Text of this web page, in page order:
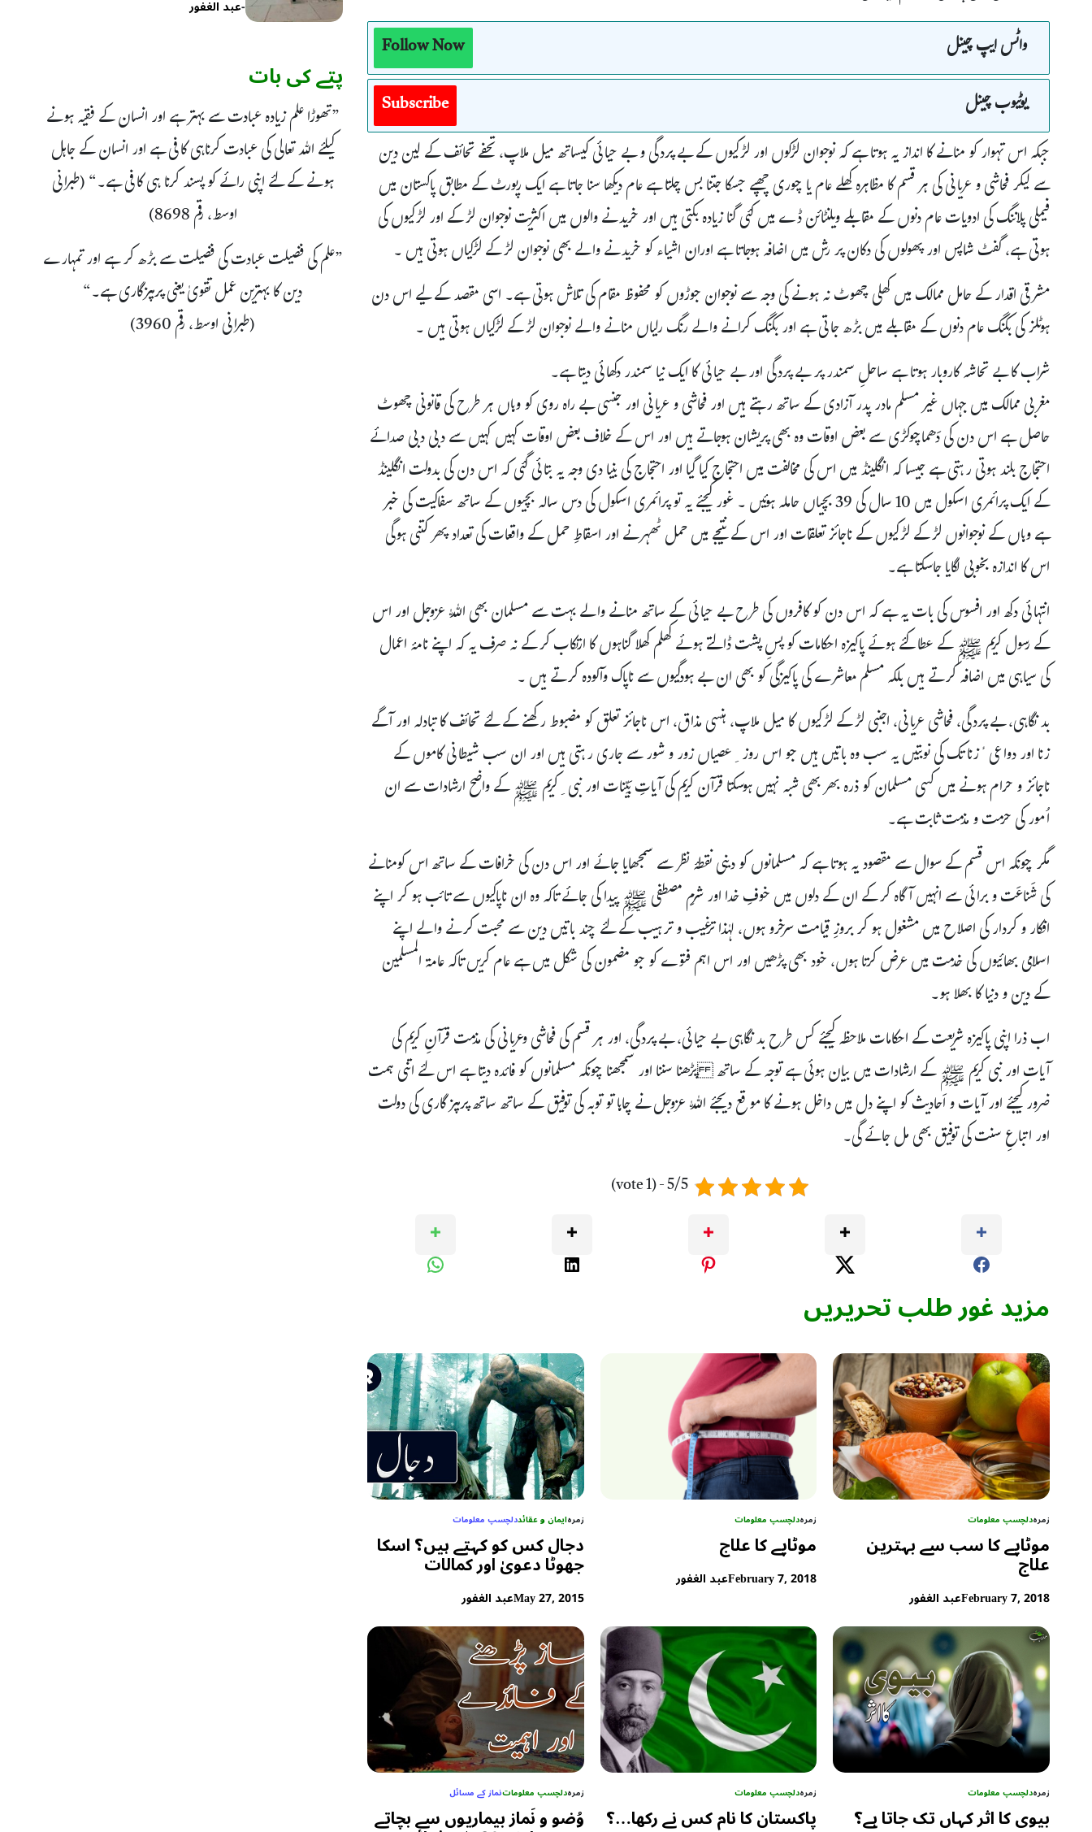
واٹس ایپ چینل
Follow Now
یوٹیوب چینل
Subscribe
جبکہ اس تہوار کو منانے کا انداز یہ ہوتا ہے کہ نوجوان لڑکوں اور لڑکیوں کے بے پردگی و بے حیائی کیساتھ میل ملاپ، تحفے تحائف کے لین دین
سے لیکر فحاشی و عریانی کی ہر قسم کا مظاہرہ کھلے عام یا چوری چھپے جسکا جتنا بس چلتا ہے عام دیکھا سنا جاتا ہے ایک رپورٹ کے مطابق پاکستان میں
فیملی پلاننگ کی ادویات عام دنوں کے مقابلے ویلنٹائن ڈے میں کئی گنا زیادہ بکتی ہیں اور خریدنے والوں میں اکثریت نوجوان لڑکے اور لڑکیوں کی
ہوتی ہے، گفٹ شاپس اور پھولوں کی دکان پر رش میں اضافہ ہوجاتا ہے اوران اشیاء کو خریدنے والے بھی نوجوان لڑکے لڑکیاں ہوتی ہیں ۔
مشرقی اقدار کے حامل ممالک میں کھلی چھوٹ نہ ہونے کی وجہ سے نوجوان جوڑوں کو محفوظ مقام کی تلاش ہوتی ہے۔ اسی مقصد کے لیے اس دن
ہوٹلز کی بکنگ عام دنوں کے مقابلے میں بڑھ جاتی ہے اور بکنگ کرانے والے رنگ رلیاں منانے والے نوجوان لڑکے لڑکیاں ہوتی ہیں ۔
شراب کا بے تحاشہ کاروبار ہوتا ہے ساحلِ سمندر پر بے پردگی اور بے حیائی کا ایک نیا سمندر دکھائی دیتا ہے۔
مغربی ممالک میں جہاں غیر مسلم مادر پدر آزادی کے ساتھ رہتے ہیں اور فحاشی و عریانی اور جنسی بے راہ روی کو وہاں ہر طرح کی قانونی چھوٹ
حاصل ہے اس دن کی دَھماچوکڑی سے بعض اوقات وہ بھی پریشان ہوجاتے ہیں اور اس کے خلاف بعض اوقات کہیں کہیں سے دبی دبی صدائے
احتجاج بلند ہوتی رہتی ہے جیسا کہ انگلینڈ میں اس کی مخالفت میں احتجاج کیا گیا اور احتجاج کی بنیا دی وجہ یہ بتائی گئی کہ اس دن کی بدولت انگلینڈ
کے ایک پرائمری اسکول میں 10 سال کی 39 بچیاں حاملہ ہوئیں ۔ غور کیجئے یہ تو پرائمری اسکول کی دس سالہ بچیوں کے ساتھ سفاکیت کی خبر
ہے وہاں کے نوجوانوں لڑکے لڑکیوں کے ناجائز تعلقات اور اس کے نتیجے میں حمل ٹھہرنے اور اسقاطِ حمل کے واقعات کی تعداد پھر کتنی ہوگی
اس کا اندازہ بخوبی لگایا جاسکتا ہے۔
انتہائی دکھ اور افسوس کی بات یہ ہے کہ اس دن کو کافروں کی طرح بے حیائی کے ساتھ منانے والے بہت سے مسلمان بھی اللّٰہ عزوجل اور اس
کے رسول کریم ﷺ کے عطا کئے ہوئے پاکیزہ احکامات کو پسِ پشت ڈالتے ہوئے کھلم کھلا گناہوں کا ارتکاب کرکے نہ صرف یہ کہ اپنے نامۂ اعمال
کی سیاہی میں اضافہ کرتے ہیں بلکہ مسلم معاشرے کی پاکیزگی کو بھی ان بے ہودگیوں سے ناپاک وآلودہ کرتے ہیں ۔
بد نگاہی، بے پردگی، فحاشی عریانی، اجنبی لڑکے لڑکیوں کا میل ملاپ، ہنسی مذاق، اس ناجائز تعلق کو مضبوط رکھنے کے لئے تحائف کا تبادلہ اور آگے
زنا اور دواعی ٔزنا تک کی نوبتیں یہ سب وہ باتیں ہیں جو اس روز ِعصیاں زور و شور سے جاری رہتی ہیں اور ان سب شیطانی کاموں کے
ناجائز و حرام ہونے میں کسی مسلمان کو ذرہ بھر بھی شبہ نہیں ہوسکتا قرآن کریم کی آیاتِ بَیِّنات اور نبی ِکریم ﷺ کے واضح ارشادات سے ان
اُمور کی حرمت و مذمت ثابت ہے۔
مگر چونکہ اس قسم کے سوال سے مقصود یہ ہوتا ہے کہ مسلمانوں کو دینی نقطۂ نظر سے سمجھایا جائے اور اس دن کی خرافات کے ساتھ اس کومنانے
کی شَناعَت و برائی سے انہیں آگاہ کرکے ان کے دلوں میں خوفِ خدا اور شرمِ مصطفی ﷺ پیدا کی جائے تاکہ وہ ان ناپاکیوں سے تائب ہو کر اپنے
افکار و کردار کی اصلاح میں مشغول ہو کر بروزِ قیامت سرخرو ہوں، لہٰذا ترغیب و ترہیب کے لئے چند باتیں دین سے محبت کرنے والے اپنے
اسلامی بھائیوں کی خدمت میں عرض کرتا ہوں، خود بھی پڑھیں اور اس اہم فتوے کو جو مضمون کی شکل میں ہے عام کریں تاکہ عامۃ المسلمین
کے دین و دنیا کا بھلا ہو۔
اب ذرا اپنی پاکیزہ شریعت کے احکامات ملاحظہ کیجئے کس طرح بد نگاہی بے حیائی، بے پردگی، اور ہر قسم کی فحاشی وعریانی کی مذمت قرآنِ کریم کی
آیات اور نبی کریم ﷺ کے ارشادات میں بیان ہوئی ہے توجہ کے ساتھ پڑھنا سننا اور سمجھنا چونکہ مسلمانوں کو فائدہ دیتا ہے اس لئے اتنی ہمت
ضرور کیجئے اور آیات و اَحادیث کو اپنے دل میں داخل ہونے کا موقع دیجئے اللّٰہ عزوجل نے چاہا تو توبہ کی توفیق کے ساتھ ساتھ پرہیز گاری کی دولت
اور اتباعِ سنت کی توفیق بھی مل جائے گی۔
5/5 - (1 vote)
مزید غور طلب تحریریں
زمرہدلچسپ معلومات
موٹاپے کا سب سے بہترین
علاج
February 7, 2018عبد الغفور
زمرہدلچسپ معلومات
موٹاپے کا علاج
February 7, 2018عبد الغفور
زمرہایمان و عقائددلچسپ معلومات
دجال کس کو کہتے ہیں؟ اسکا
جھوٹا دعویٰ اور کمالات
May 27, 2015عبد الغفور
زمرہدلچسپ معلومات
بیوی کا اثر کہاں تک جاتا ہے؟
زمرہدلچسپ معلومات
پاکستان کا نام کس نے رکھا…؟
زمرہدلچسپ معلوماتنماز کے مسائل
وُضو و نَماز بیماریوں سے بچاتے
-عبد الغفور
پتے کی بات
”تھوڑا علم زیادہ عبادت سے بہتر ہے اور انسان کے فقیہ ہونے
کیلئے اللہ تعالی کی عبادت کرناہی کافی ہے اور انسان کے جاہل
ہونے کے لئے اپنی رائے کو پسند کرنا ہی کافی ہے۔“ (طبرانی
اوسط، رقم 8698)
”علم کی فضیلت عبادت کی فضیلت سے بڑھ کر ہے اور تمہارے
دین کا بہترین عمل تقویٰ یعنی پرہیزگاری ہے۔“
(طبرانی اوسط، رقم 3960)